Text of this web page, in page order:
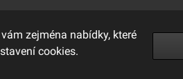
zejména nabídky, které
cookies.